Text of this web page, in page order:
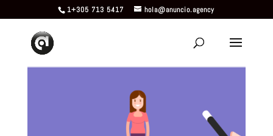
1+305 713 5417 hola@anuncio.agency